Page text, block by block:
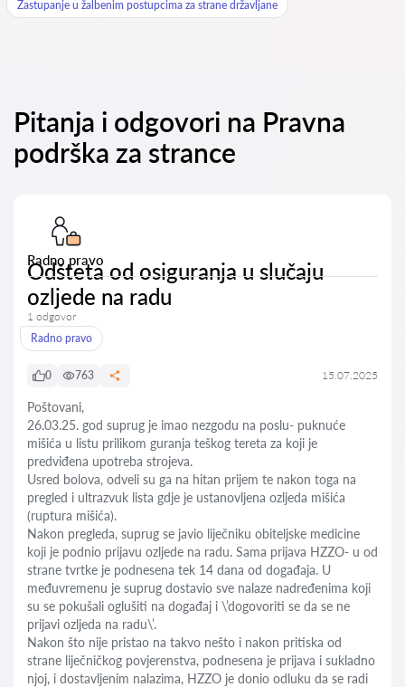
Zastupanje u žalbenim postupcima za strane državljane
Pitanja i odgovori na Pravna
podrška za strance
Radno pravo
Odšteta od osiguranja u slučaju
ozljede na radu
1 odgovor
Radno pravo
0 763 15.07.2025
Poštovani,
26.03.25. god suprug je imao nezgodu na poslu- puknuće
mišića u listu prilikom guranja teškog tereta za koji je
predviđena upotreba strojeva.
Usred bolova, odveli su ga na hitan prijem te nakon toga na
pregled i ultrazvuk lista gdje je ustanovljena ozljeda mišića
(ruptura mišića).
Nakon pregleda, suprug se javio liječniku obiteljske medicine
koji je podnio prijavu ozljede na radu. Sama prijava HZZO- u od
strane tvrtke je podnesena tek 14 dana od događaja. U
međuvremenu je suprug dostavio sve nalaze nadređenima koji
su se pokušali oglušiti na događaj i \’dogovoriti se da se ne
prijavi ozljeda na radu\’.
Nakon što nije pristao na takvo nešto i nakon pritiska od
strane liječničkog povjerenstva, podnesena je prijava i sukladno
njoj, i dostavljenim nalazima, HZZO je donio odluku da se radi